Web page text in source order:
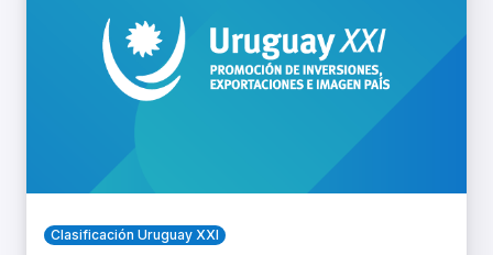
Clasificación Uruguay XXI